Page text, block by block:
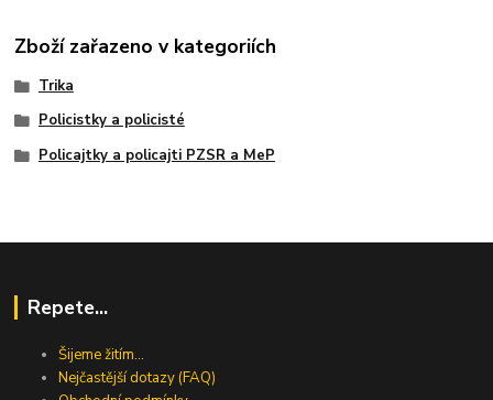
Zboží zařazeno v kategoriích
Trika
Policistky a policisté
Policajtky a policajti PZSR a MeP
Repete...
Šijeme žitím...
Nejčastější dotazy (FAQ)